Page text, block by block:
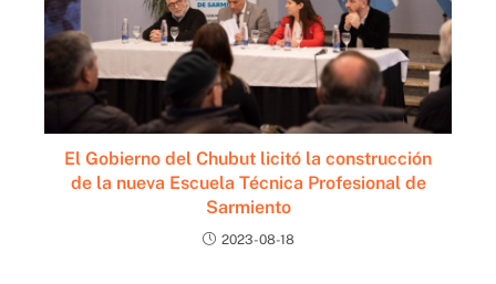
El Gobierno del Chubut licitó la construcción
de la nueva Escuela Técnica Profesional de
Sarmiento
2023-08-18